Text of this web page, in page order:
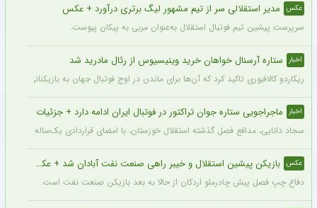
عکس مدیر استقلالی سر از تیم مشهور لیگ برتری درآورد + عکس
سرپرست پیشین تیم فوتبال استقلال به‌عنوان مربی به پیکان پیوست.
اخبار ستاره آرسنال خواهان خرید وینیسیوس از رئال مادرید شد
ریکاردو کالافیوری تاکید کرد که آن‌ها برای ماندن در اوج فوتبال جهان به بازیکنانی در
اخبار ماجراجویی ستاره جوان تراکتور در فوتبال ایران ادامه دارد + جزئیات
سجاد دانایی، مدافع فصل گذشته استقلال خوزستان، با امضای قراردادی یک‌ساله بار
عکس بازیکن پیشین استقلال و خیبر راهی صنعت نفت آبادان شد + عکس
دفاع چپ فصل پیش چادرملو اردکان از حالا به بعد بازیکن صنعت نفت است.